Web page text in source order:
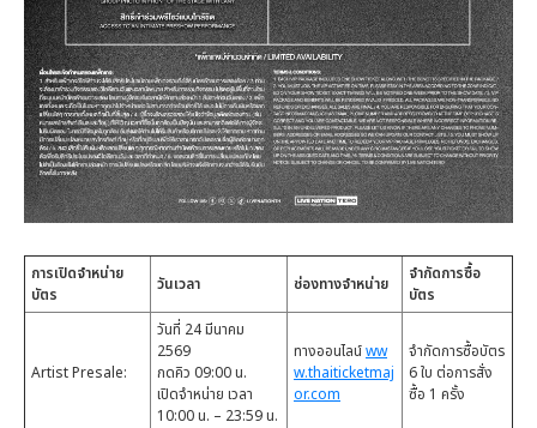
การเปิดจำหน่าย
บัตร
วันเวลา ช่องทางจำหน่าย
จำกัดการซื้อ
บัตร
Artist Presale:
วันที่ 24 มีนาคม
2569
กดคิว 09:00 น.
เปิดจำหน่าย เวลา
10:00 น. – 23:59 น.
ทางออนไลน์ww
w.thaiticketmaj
or.com
จำกัดการซื้อบัตร
6 ใบ ต่อการสั่ง
ซื้อ 1 ครั้ง